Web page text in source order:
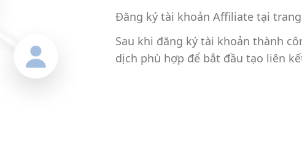
Đăng ký tài khoản Affiliate tại
Sau khi đăng ký tài khoản thành
dịch phù hợp để bắt đầu tạo liên